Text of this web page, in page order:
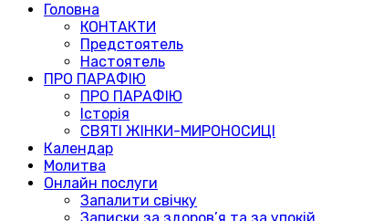
Головна
КОНТАКТИ
Предстоятель
Настоятель
ПРО ПАРАФІЮ
ПРО ПАРАФІЮ
Історія
СВЯТІ ЖІНКИ-МИРОНОСИЦІ
Календар
Молитва
Онлайн послуги
Запалити свічку